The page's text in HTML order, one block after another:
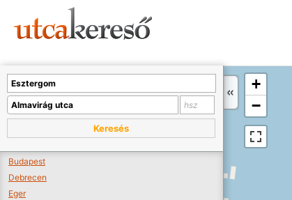
+
−
Keresés
Budapest
Debrecen
Eger
A térképet kicsinyíteni kell, hogy látszódjanak a boltok.
Boltok látszódjanak >>